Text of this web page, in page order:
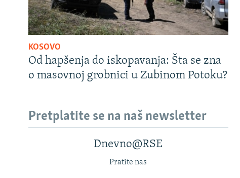
KOSOVO
Od hapšenja do iskopavanja: Šta se zna
o masovnoj grobnici u Zubinom Potoku?
Pretplatite se na naš newsletter
Dnevno@RSE
Pratite nas